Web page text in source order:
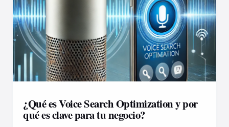
¿Qué es Voice Search Optimization y por
qué es clave para tu negocio?